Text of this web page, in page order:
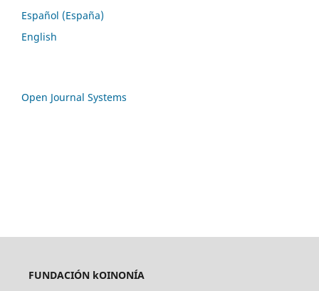
Español (España)
English
Open Journal Systems
FUNDACIÓN kOINONÍA